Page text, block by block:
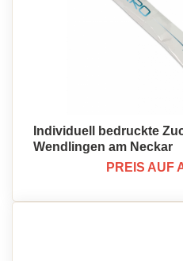
Individuell bedruckte
Wendlingen am Neckar
PREIS AUF